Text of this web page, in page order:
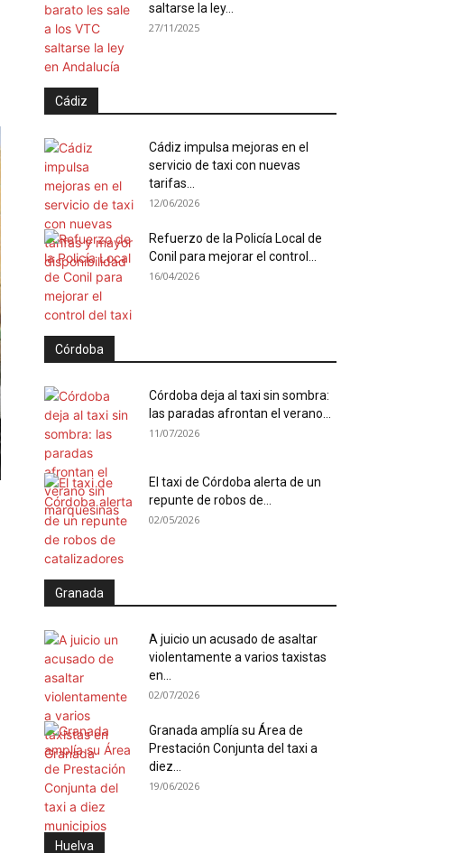
saltarse la ley...
27/11/2025
Cádiz
Cádiz impulsa mejoras en el
servicio de taxi con nuevas
tarifas...
12/06/2026
Refuerzo de la Policía Local de
Conil para mejorar el control...
16/04/2026
Córdoba
Córdoba deja al taxi sin sombra:
las paradas afrontan el verano...
11/07/2026
El taxi de Córdoba alerta de un
repunte de robos de...
02/05/2026
Granada
A juicio un acusado de asaltar
violentamente a varios taxistas
en...
02/07/2026
Granada amplía su Área de
Prestación Conjunta del taxi a
diez...
19/06/2026
Huelva